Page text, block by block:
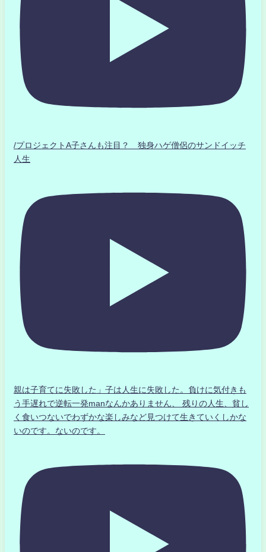
/プロジェクトA子さんも注目？ 独身ハゲ僧侶のサンドイッチ
人生
親は子育てに失敗した」子は人生に失敗した。負けに気付きも
う手遅れで逆転一発manなんかありません、 残りの人生、貧し
く食いつないでわずかな楽しみなど見つけて生きていくしかな
いのです。ないのです。